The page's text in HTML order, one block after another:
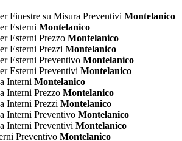
Finestre su Misura Preventivi Montelanico
Esterni Montelanico
Esterni Prezzo Montelanico
Esterni Prezzi Montelanico
Esterni Preventivo Montelanico
Esterni Preventivi Montelanico
Interni Montelanico
Interni Prezzo Montelanico
Interni Prezzi Montelanico
Interni Preventivo Montelanico
Interni Preventivi Montelanico
Preventivo Montelanico